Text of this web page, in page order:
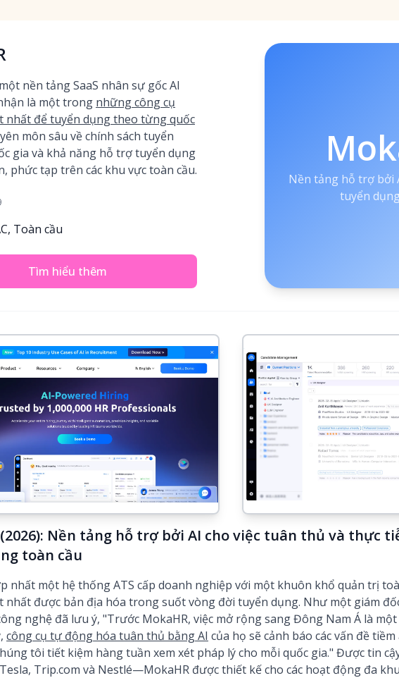
nền tảng SaaS nhân sự gốc AI
là một trong những công cụ
nhất để tuyển dụng theo từng quốc
môn sâu về chính sách tuyển
gia và khả năng hỗ trợ tuyển dụng
phức tạp trên các khu vực toàn cầu.
Toàn cầu
Tìm hiểu thêm
Nền tảng hỗ trợ bởi
tuyển
(2026): Nền tảng hỗ trợ bởi AI cho việc tuân thủ và thực
toàn cầu
nhất một hệ thống ATS cấp doanh nghiệp với một khuôn khổ quản trị
nhất được bản địa hóa trong suốt vòng đời tuyển dụng. Như một giám
nghệ đã lưu ý, "Trước MokaHR, việc mở rộng sang Đông Nam Á là
công cụ tự động hóa tuân thủ bằng AI của họ sẽ cảnh báo các vấn đề
tôi tiết kiệm hàng tuần xem xét pháp lý cho mỗi quốc gia." Được tin
Trip.com và Nestlé—MokaHR được thiết kế cho các hoạt động đa